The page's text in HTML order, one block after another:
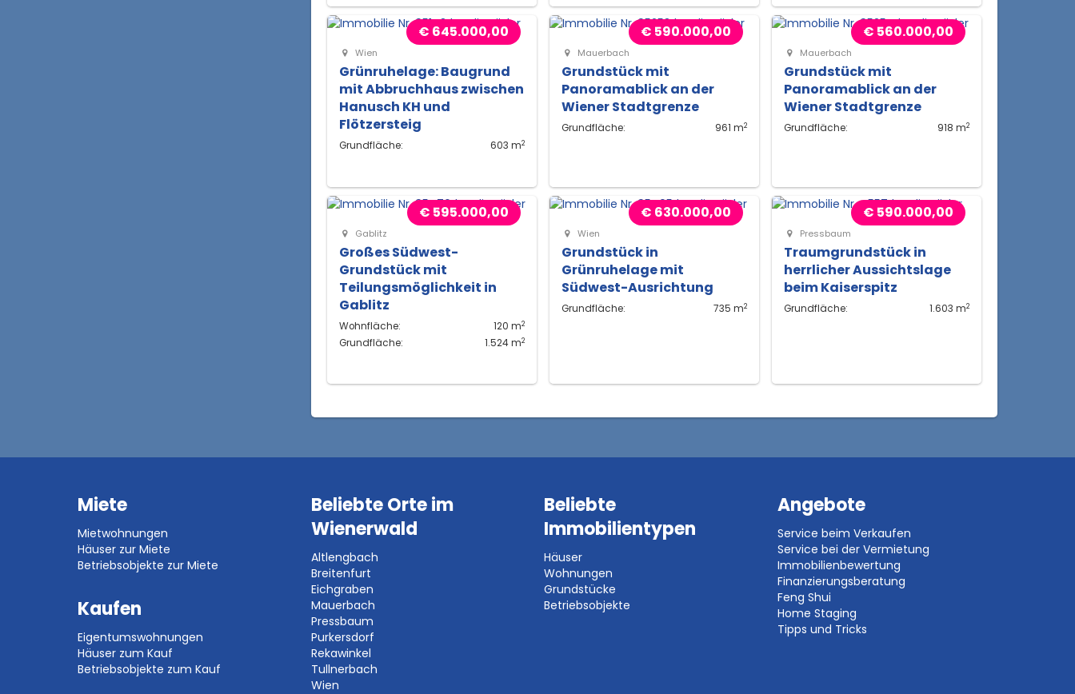
€ 645.000,00
Wien
Grünruhelage: Baugrund
mit Abbruchhaus zwischen
Hanusch KH und
Flötzersteig
Grundfläche: 603 m2
€ 590.000,00
Mauerbach
Grundstück mit
Panoramablick an der
Wiener Stadtgrenze
Grundfläche: 961 m2
€ 560.000,00
Mauerbach
Grundstück mit
Panoramablick an der
Wiener Stadtgrenze
Grundfläche: 918 m2
€ 595.000,00
Gablitz
Großes Südwest-
Grundstück mit
Teilungsmöglichkeit in
Gablitz
Wohnfläche: 120 m2
Grundfläche: 1.524 m2
€ 630.000,00
Wien
Grundstück in
Grünruhelage mit
Südwest-Ausrichtung
Grundfläche: 735 m2
€ 590.000,00
Pressbaum
Traumgrundstück in
herrlicher Aussichtslage
beim Kaiserspitz
Grundfläche: 1.603 m2
Miete
Mietwohnungen
Häuser zur Miete
Betriebsobjekte zur Miete
Kaufen
Eigentumswohnungen
Häuser zum Kauf
Betriebsobjekte zum Kauf
Beliebte Orte im
Wienerwald
Altlengbach
Breitenfurt
Eichgraben
Mauerbach
Pressbaum
Purkersdorf
Rekawinkel
Tullnerbach
Wien
Beliebte
Immobilientypen
Häuser
Wohnungen
Grundstücke
Betriebsobjekte
Angebote
Service beim Verkaufen
Service bei der Vermietung
Immobilienbewertung
Finanzierungsberatung
Feng Shui
Home Staging
Tipps und Tricks